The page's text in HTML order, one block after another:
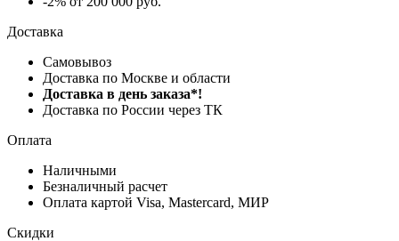
Доставка
Самовывоз
Доставка по Москве и области
Доставка в день заказа*!
Доставка по России через ТК
Оплата
Наличными
Безналичный расчет
Оплата картой Visa, Mastercard, МИР
Скидки